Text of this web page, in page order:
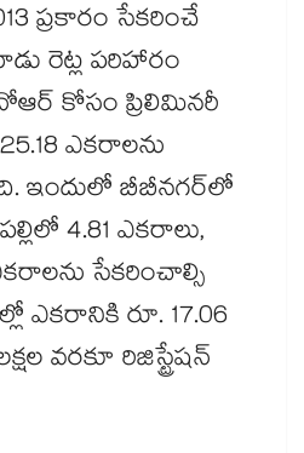
ప్రకారం సేకరించే
రెట్ల పరిహారం
కోసం ప్రిలిమినరీ
ఎకరాలను
ఇందులో బీబీనగర్​లో
4.81 ఎకరాలు,
సేకరించాల్సి
ఎకరానికి రూ. 17.06
వరకూ రిజిస్ట్రేషన్​